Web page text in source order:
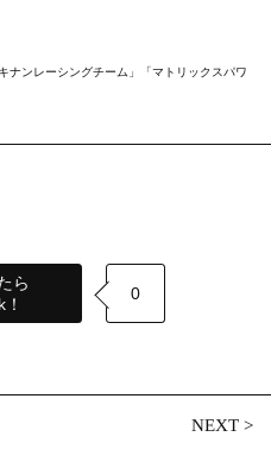
ナンレーシングチーム」「マトリックスパワ
ら
0
NEXT>